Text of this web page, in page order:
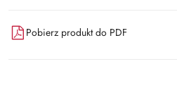
Pobierz produkt do PDF